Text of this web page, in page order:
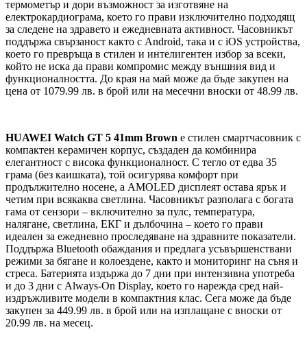
термометър и дори възможност за изготвяне на
електрокардиограма, което го прави изключително подходящ
за следене на здравето и ежедневната активност. Часовникът
поддържа свързаност както с Android, така и с iOS устройства,
което го превръща в стилен и интелигентен избор за всеки,
който не иска да прави компромис между външния вид и
функционалността. До края на май може да бъде закупен на
цена от 1079.99 лв. в брой или на месечни вноски от 48.99 лв.
HUAWEI Watch GT 5 41mm Brown е стилен смартчасовник с
компактен керамичен корпус, създаден да комбинира
елегантност с висока функционалност. С тегло от едва 35
грама (без каишката), той осигурява комфорт при
продължително носене, а AMOLED дисплеят остава ярък и
четим при всякаква светлина. Часовникът разполага с богата
гама от сензори – включително за пулс, температура,
налягане, светлина, ЕКГ и дълбочина – което го прави
идеален за ежедневно проследяване на здравните показатели.
Поддържа Bluetooth обаждания и предлага усъвършенствани
режими за бягане и колоездене, както и мониторинг на съня и
стреса. Батерията издържа до 7 дни при интензивна употреба
и до 3 дни с Always-On Display, което го нарежда сред най-
издръжливите модели в компактния клас. Сега може да бъде
закупен за 449.99 лв. в брой или на изплащане с вноски от
20.99 лв. на месец.